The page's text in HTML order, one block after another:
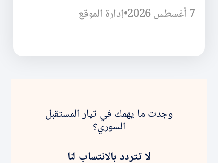
7 أغسطس 2026
•إدارة الموقع
وجدت ما يهمك في تيار المستقبل
السوري؟
لا تتردد بالانتساب لنا